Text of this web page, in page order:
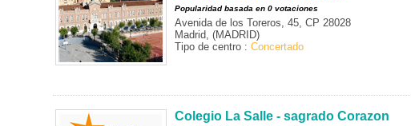
Popularidad basada en 0 votaciones
Avenida de los Toreros, 45, CP 28028
Madrid, (MADRID)
Tipo de centro : Concertado
Colegio La Salle - sagrado Corazon